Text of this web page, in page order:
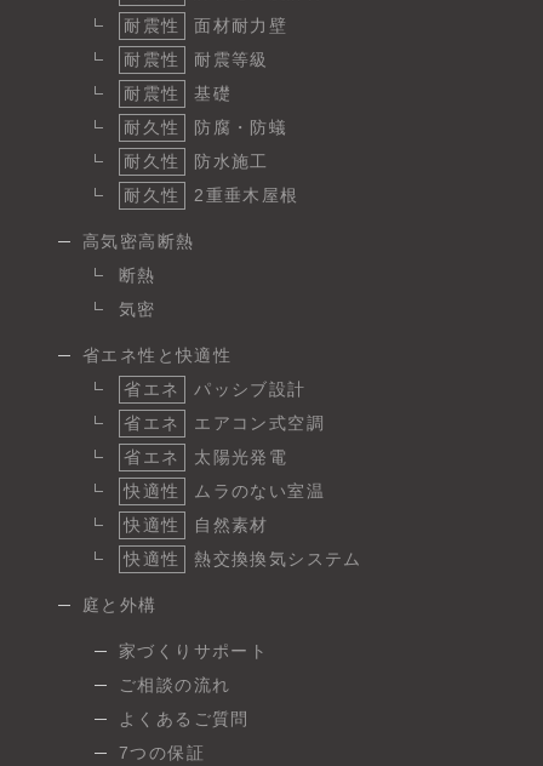
耐震性
面材耐力壁
耐震性
耐震等級
耐震性
基礎
耐久性
防腐・防蟻
耐久性
防水施工
耐久性
2重垂木屋根
高気密高断熱
断熱
気密
省エネ性と快適性
省エネ
パッシブ設計
省エネ
エアコン式空調
省エネ
太陽光発電
快適性
ムラのない室温
快適性
自然素材
快適性
熱交換換気システム
庭と外構
家づくりサポート
ご相談の流れ
よくあるご質問
7つの保証